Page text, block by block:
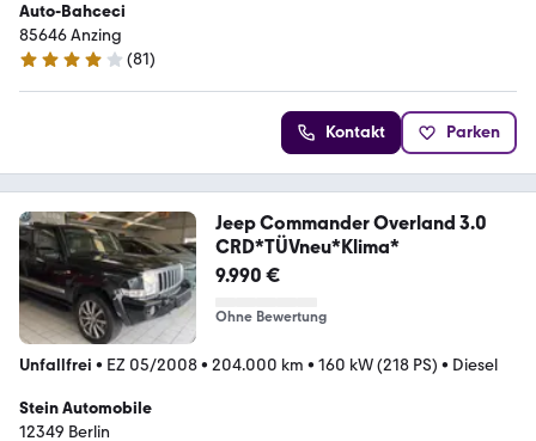
Auto-Bahceci
85646 Anzing
4.1 Sterne
(81)
Kontakt Parken
Jeep Commander Overland 3.0
CRD*TÜVneu*Klima*
9.990 €
Ohne Bewertung
Unfallfrei • EZ 05/2008• 204.000 km • 160 kW (218 PS) • Diesel
Stein Automobile
12349 Berlin